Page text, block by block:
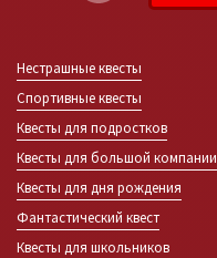
Нестрашные квесты
Спортивные квесты
Квесты для подростков
Квесты для большой компании
Квесты для дня рождения
Фантастический квест
Квесты для школьников